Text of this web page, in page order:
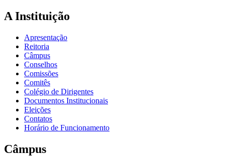
A Instituição
Apresentação
Reitoria
Câmpus
Conselhos
Comissões
Comitês
Colégio de Dirigentes
Documentos Institucionais
Eleições
Contatos
Horário de Funcionamento
Câmpus